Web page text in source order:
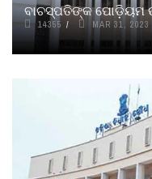
ବାଚସ୍ପତିଙ୍କ ପୋଡ଼ିୟମ
14355 MAR 31, 2023